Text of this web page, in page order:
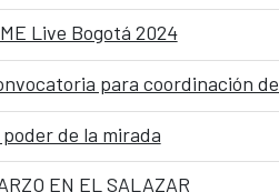
Live Bogotá 2024
para coordinación
poder de la mirada
EN EL SALAZAR